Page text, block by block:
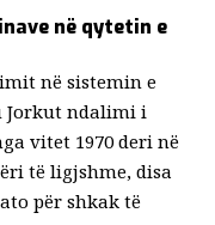
në qytetin e
në sistemin e
Jorkut ndalimi i
vitet 1970 deri në
të ligjshme, disa
për shkak të